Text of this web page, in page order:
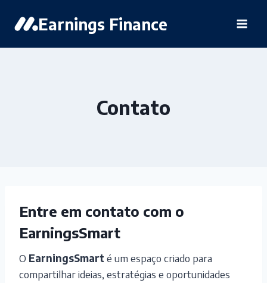
para
Earnings Finance
Contato
Entre em contato com o
EarningsSmart
O EarningsSmart é um espaço criado para
compartilhar ideias, estratégias e oportunidades